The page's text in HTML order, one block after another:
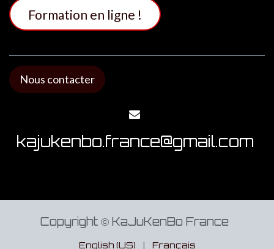
Formation en li​​​​​​​​gne !
Nous contacter
kajukenbo.france@gmail.com
Copyright © KaJuKenBo France
English (US) Français